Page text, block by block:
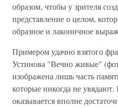
образом, чтобы у зрителя
представление о целом,
образное и лаконичное
Примером удачно взятого
Устинова "Вечно живые"
изображена лишь часть
которые никогда не увядают.
оказывается вполне